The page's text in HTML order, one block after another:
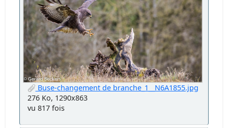
Buse-changement de branche_1__N6A1855.jpg
276 Ko, 1290x863
vu 817 fois